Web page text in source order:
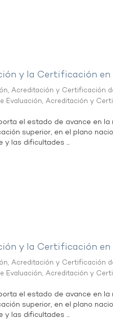
y la Certificación en
Acreditación y Certificación
Evaluación, Acreditación y
el estado de avance en
superior, en el plano
y las dificultades ...
y la Certificación en
Acreditación y Certificación
Evaluación, Acreditación y
el estado de avance en
superior, en el plano
y las dificultades ...